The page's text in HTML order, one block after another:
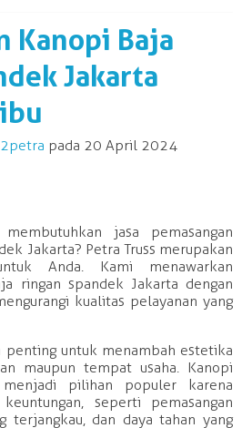
Kanopi Baja
Jakarta
pada 20 April 2024
jasa pemasangan
Jakarta? Petra Truss merupakan
Anda. Kami menawarkan
ringan spandek Jakarta dengan
kualitas pelayanan yang
untuk menambah estetika
maupun tempat usaha. Kanopi
pilihan populer karena
seperti pemasangan
terjangkau, dan daya tahan yang